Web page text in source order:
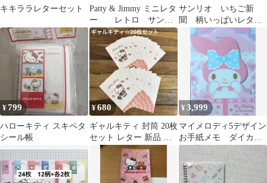
キキララレターセット
Patty & Jimmy ミニレタ
ー レトロ サンリ
オ
サンリオ いちご新
聞 柄いっぱいレター
セット 2025年
¥799
ハローキティ スキペタ
シール帳
¥680
ギャルキティ 封筒 20枚
セット レター 新品 平
成ギャル
¥3,999
マイメロディ5デザイン
お手紙メモ ダイカッ
ト 少しレトロ サンリ
オ 平成レトロ